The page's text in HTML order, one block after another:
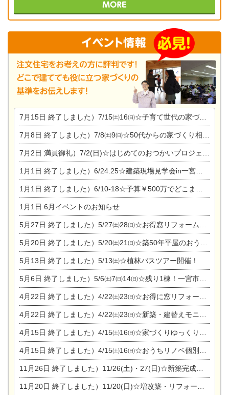
7月15日 終了しました）7/15㈯16㈰☆子育て世代の家づくり相談会
7月8日 終了しました）7/8㈯9㈰☆50代からの家づくり相談会
7月2日 満員御礼）7/2(日)☆はじめてのおつかいプロジェクト
1月1日 終了しました）6/24.25☆建築現場見学会in一宮市木曽川町
1月1日 終了しました）6/10-18☆予算￥500万でどこまでできるの？リフォーム相談会
1月1日 6月イベントのお知らせ
5月27日 終了しました）5/27㈯28㈰☆お得窓リフォーム個別相談会
5月20日 終了しました）5/20㈯21㈰☆築50年平屋のおうちリノベーション完成見学会
5月13日 終了しました）5/13㈯☆植林バスツアー開催！
5月6日 終了しました）5/6㈯7㈰14㈰☆残り1棟！一宮市限定モニター募集相談会(新築・建替え)
4月22日 終了しました）4/22㈯23㈰☆お得に窓リフォーム個別相談会
4月22日 終了しました）4/22㈯23㈰☆新築・建替えモニター募集個別相談会
4月15日 終了しました）4/15㈯16㈰☆家づくりゆっくりじっくり個別相談会
4月15日 終了しました）4/15㈯16㈰☆おうちリノベ個別相談会
11月26日 終了しました）11/26(土)・27(日)☆新築完成見学会 in一宮市あずら
11月20日 終了しました）11/20(日)☆増改築・リフォームまつり＆秋の味覚まつり＆芸術祭